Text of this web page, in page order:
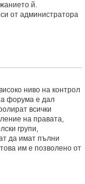
й.
от администратора
ниво на контрол
форума е дал
всички
на правата,
групи,
да имат пълни
им е позволено от